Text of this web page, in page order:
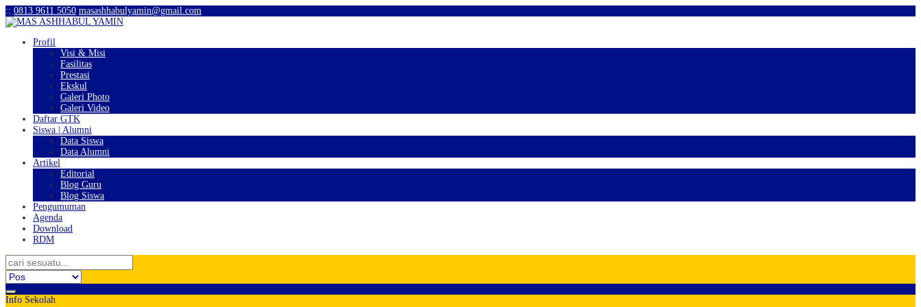
:: 0813 9611 5050 masashhabulyamin@gmail.com
Profil
Visi & Misi
Fasilitas
Prestasi
Ekskul
Galeri Photo
Galeri Video
Daftar GTK
Siswa | Alumni
Data Siswa
Data Alumni
Artikel
Editorial
Blog Guru
Blog Siswa
Pengumuman
Agenda
Download
RDM
Info Sekolah